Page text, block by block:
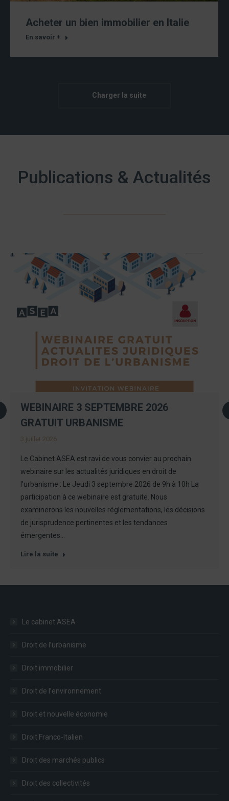
Acheter un bien immobilier en Italie
En savoir +
Charger la suite
Publications & Actualités
WEBINAIRE 3 SEPTEMBRE 2026
GRATUIT URBANISME
3 juillet 2026
Le Cabinet ASEA est ravi de vous convier au prochain
webinaire sur les actualités juridiques en droit de
l’urbanisme : Le Jeudi 3 septembre 2026 de 9h à 10h La
participation à ce webinaire est gratuite. Nous
examinerons les nouvelles réglementations, les décisions
de jurisprudence pertinentes et les tendances
émergentes…
Lire la suite
Le cabinet ASEA
Droit de l’urbanisme
Droit immobilier
Droit de l’environnement
Droit et nouvelle économie
Droit Franco-Italien
Droit des marchés publics
Droit des collectivités